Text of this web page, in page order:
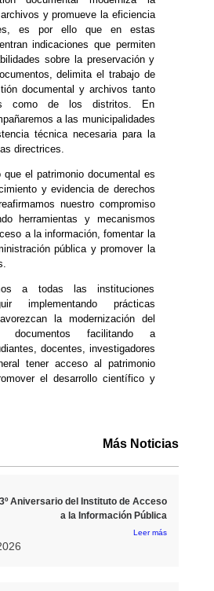
y promueve la eficiencia
es por ello que en estas
indicaciones que permiten
sobre la preservación y
delimita el trabajo de
documental y archivos tanto
como de los distritos. En
a las municipalidades
técnica necesaria para la
directrices.
que el patrimonio documental es
y evidencia de derechos
nuestro compromiso
herramientas y mecanismos
a la información, fomentar la
pública y promover la
a todas las instituciones
implementando prácticas
la modernización del
facilitando a
docentes, investigadores
tener acceso al patrimonio
el desarrollo científico y
Más Noticias
Aniversario del Instituto de Acceso
a la Información Pública
Leer más